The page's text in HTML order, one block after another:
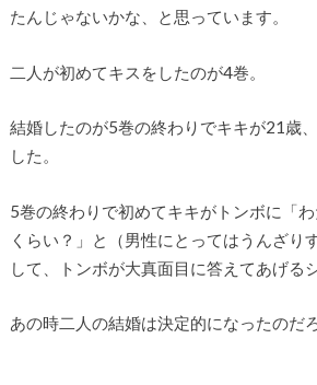
たんじゃないかな、と思っています。
二人が初めてキスをしたのが4巻。
結婚したのが5巻の終わりでキキが21歳
した。
5巻の終わりで初めてキキがトンボに「
くらい？」と（男性にとってはうんざり
して、トンボが大真面目に答えてあげる
あの時二人の結婚は決定的になったのだ